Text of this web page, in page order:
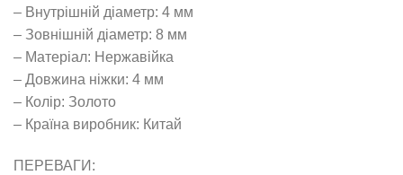
– Внутрішній діаметр: 4 мм
– Зовнішній діаметр: 8 мм
– Матеріал: Нержавійка
– Довжина ніжки: 4 мм
– Колір: Золото
– Країна виробник: Китай
ПЕРЕВАГИ: